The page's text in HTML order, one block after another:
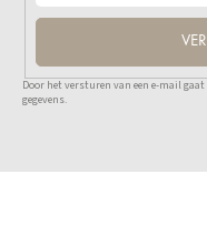
Door het versturen van een e-mail
gegevens.